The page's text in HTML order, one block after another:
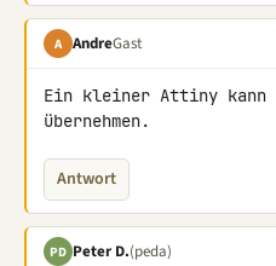
A AndreGast
Ein kleiner Attiny kann
übernehmen.
Antwort
PD Peter D.(peda)